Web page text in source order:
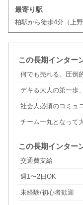
最寄り駅
柏駅から徒歩4分（上
この長期インター
何でも売れる。圧倒
デキる大人の第一歩
社会人必須のコミュ
チーム一丸となって
この長期インター
交通費支給
週1〜2日OK
未経験/初心者歓迎